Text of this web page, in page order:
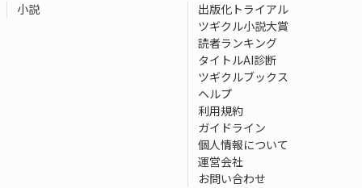
小説
出版化トライアル
ツギクル小説大賞
読者ランキング
タイトルAI診断
ツギクルブックス
ヘルプ
利用規約
ガイドライン
個人情報について
運営会社
お問い合わせ